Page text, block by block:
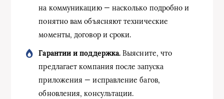
на коммуникацию — насколько подробно и
понятно вам объясняют технические
моменты, договор и сроки.
Гарантии и поддержка. Выясните, что
предлагает компания после запуска
приложения — исправление багов,
обновления, консультации.